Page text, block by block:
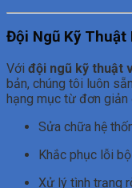
Đội Ngũ Kỹ Thuật
Với đội ngũ kỹ thuật
bản, chúng tôi luôn
hạng mục từ đơn giản
Sửa chữa hệ
Khắc phục lỗi
Xử lý tình trạng